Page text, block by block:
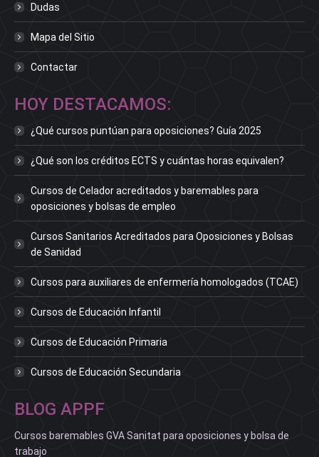
Dudas
Mapa del Sitio
Contactar
HOY DESTACAMOS:
¿Qué cursos puntúan para oposiciones? Guía 2025
¿Qué son los créditos ECTS y cuántas horas equivalen?
Cursos de Celador acreditados y baremables para
oposiciones y bolsas de empleo
Cursos Sanitarios Acreditados para Oposiciones y Bolsas
de Sanidad
Cursos para auxiliares de enfermería homologados (TCAE)
Cursos de Educación Infantil
Cursos de Educación Primaria
Cursos de Educación Secundaria
BLOG APPF
Cursos baremables GVA Sanitat para oposiciones y bolsa de
trabajo